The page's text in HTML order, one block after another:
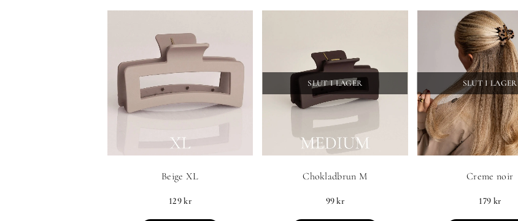
Beige XL
129kr
SLUT I LAGER
Chokladbrun M
99kr
SLUT I LAGER
Creme noir
179 kr